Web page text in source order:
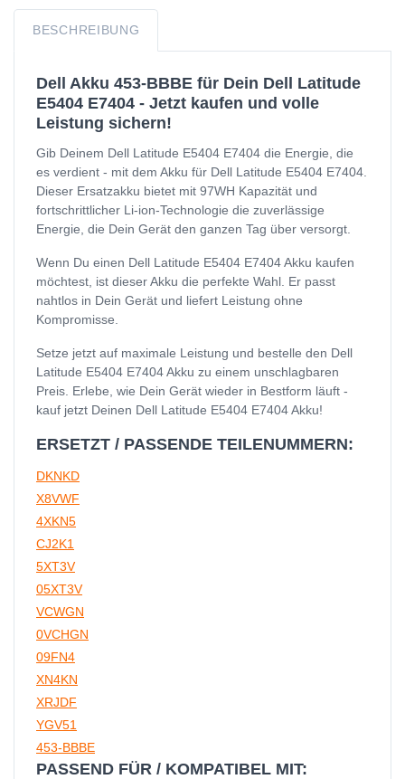
BESCHREIBUNG
Dell Akku 453-BBBE für Dein Dell Latitude
E5404 E7404 - Jetzt kaufen und volle
Leistung sichern!
Gib Deinem Dell Latitude E5404 E7404 die Energie, die
es verdient - mit dem Akku für Dell Latitude E5404 E7404.
Dieser Ersatzakku bietet mit 97WH Kapazität und
fortschrittlicher Li-ion-Technologie die zuverlässige
Energie, die Dein Gerät den ganzen Tag über versorgt.
Wenn Du einen Dell Latitude E5404 E7404 Akku kaufen
möchtest, ist dieser Akku die perfekte Wahl. Er passt
nahtlos in Dein Gerät und liefert Leistung ohne
Kompromisse.
Setze jetzt auf maximale Leistung und bestelle den Dell
Latitude E5404 E7404 Akku zu einem unschlagbaren
Preis. Erlebe, wie Dein Gerät wieder in Bestform läuft -
kauf jetzt Deinen Dell Latitude E5404 E7404 Akku!
ERSETZT / PASSENDE TEILENUMMERN:
DKNKD
X8VWF
4XKN5
CJ2K1
5XT3V
05XT3V
VCWGN
0VCHGN
09FN4
XN4KN
XRJDF
YGV51
453-BBBE
PASSEND FÜR / KOMPATIBEL MIT: